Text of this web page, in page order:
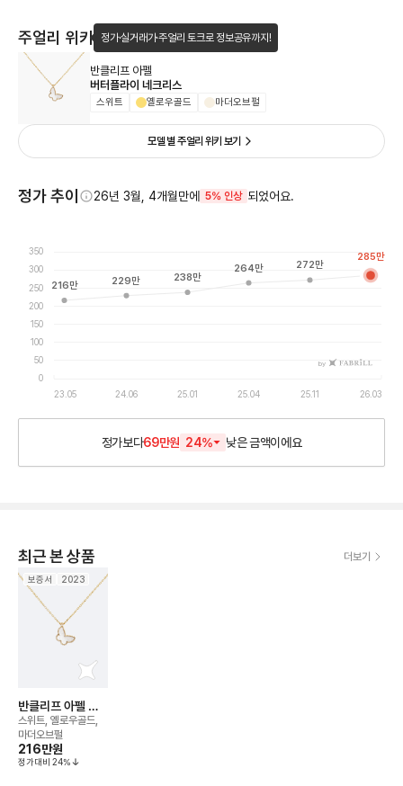
주얼리 위키 정가·실거래가·주얼리 토크로 정보공유까지!
반클리프 아펠
버터플라이 네크리스
스위트 옐로우골드 마더오브펄
모델 별 주얼리 위키 보기
정가 추이 26년 3월, 4개월만에 5% 인상 되었어요.
0
50
100
150
200
250
300
350
23.05 24.06 25.01 25.04 25.11 26.03
by
216만 229만 238만
264만 272만
285만
정가보다69만원 24% 낮은금액이에요
최근 본 상품 더보기
보증서 2023
반클리프 아펠 버
터플라이 네크리스
스위트, 옐로우골드,
마더오브펄
216만원
정가대비 24%